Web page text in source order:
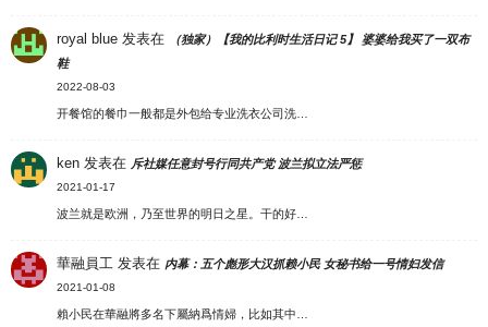
royal blue 发表在
（独家）【我的比利时生活日记 5】 婆婆给我买了一双布
鞋
2022-08-03
开餐馆的餐巾一般都是外包给专业洗衣公司洗…
ken 发表在 斥社媒任意封号行同共产党 波兰拟立法严惩
2021-01-17
波兰就是欧洲，乃至世界的明日之星。干的好…
華融員工 发表在 内幕：五个彪形大汉抓赖小民 女秘书给一号情妇发信
2021-01-08
賴小民在華融將多名下屬納爲情婦，比如其中…